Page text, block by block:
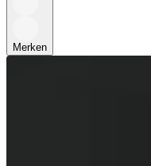
Merken